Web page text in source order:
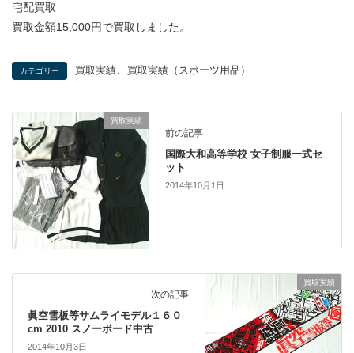
宅配買取
買取金額15,000円で買取しました。
カテゴリー 買取実績 買取実績（スポーツ用品）
買取実績
前の記事
国際大和高等学校 女子制服一式セ
ット
2014年10月1日
買取実績
次の記事
眞空雪板等サムライモデル１６０
cm 2010 スノーボード中古
2014年10月3日